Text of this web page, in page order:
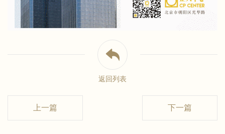
返回列表
上一篇 下一篇